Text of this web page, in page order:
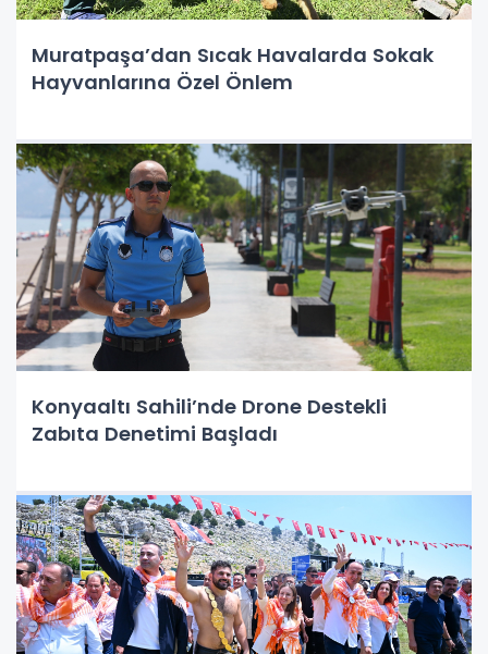
Muratpaşa’dan Sıcak Havalarda Sokak
Hayvanlarına Özel Önlem
Konyaaltı Sahili’nde Drone Destekli
Zabıta Denetimi Başladı